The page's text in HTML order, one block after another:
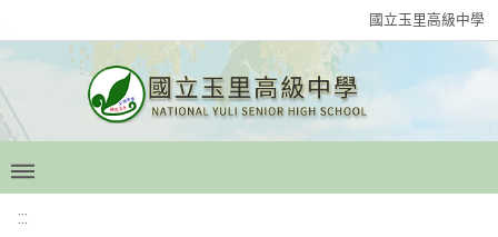
國立玉里高級中學
:::